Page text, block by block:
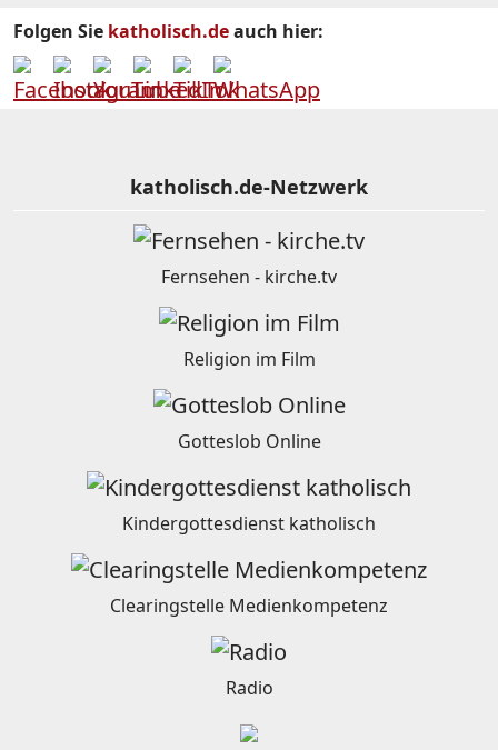
Folgen Sie katholisch.deauch hier:
katholisch.de-Netzwerk
Fernsehen - kirche.tv
Religion im Film
Gotteslob Online
Kindergottesdienst katholisch
Clearingstelle Medienkompetenz
Radio